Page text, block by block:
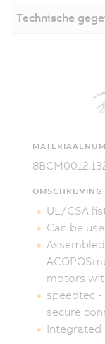
Technische
OMSCHRIJVING:
UL/CSA
Can be
motors
speedtec
secure
Integrated